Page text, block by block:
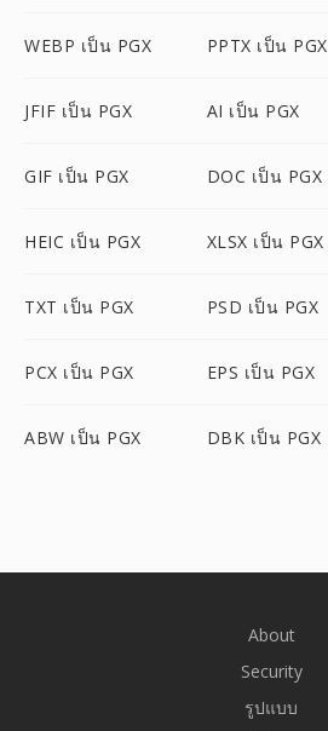
WEBP เป็น PGX PPTX เป็น PGX
JFIF เป็น PGX AI เป็น PGX
GIF เป็น PGX DOC เป็น PGX
HEIC เป็น PGX XLSX เป็น PGX
TXT เป็น PGX PSD เป็น PGX
PCX เป็น PGX EPS เป็น PGX
ABW เป็น PGX DBK เป็น PGX
About
Security
รูปแบบ